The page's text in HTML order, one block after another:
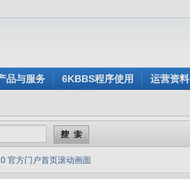
品与服务 6KBBS程序使用 运营资料
官方门户首页滚动画面